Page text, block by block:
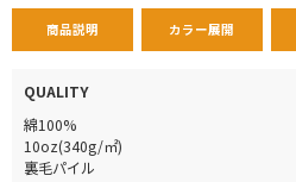
商品説明 カラー展開
QUALITY
綿100%
10oz(340g/㎡)
裏毛パイル